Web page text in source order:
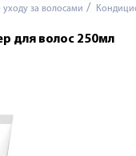
уходу за волосами
для волос 250мл